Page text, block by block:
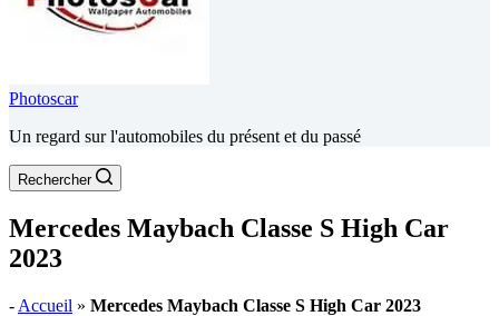
Photoscar
Un regard sur l'automobiles du présent et du passé
Rechercher
Mercedes Maybach Classe S High Car
2023
- Accueil » Mercedes Maybach Classe S High Car 2023